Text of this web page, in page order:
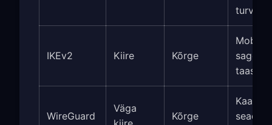
IKEv2 Kiire Kõrge
WireGuard
Väga
Kõrge